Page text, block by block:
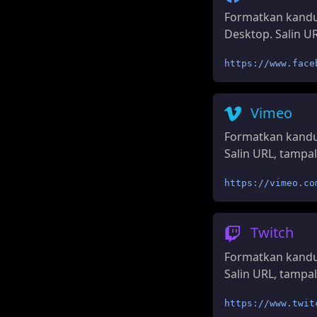
Formatkan
Desktop. Salin
https://
Vimeo
Formatkan
Salin URL,
https://
Twitch
Formatkan
Salin URL,
https://